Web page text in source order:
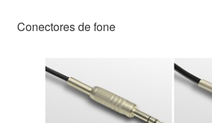
Conectores de fone